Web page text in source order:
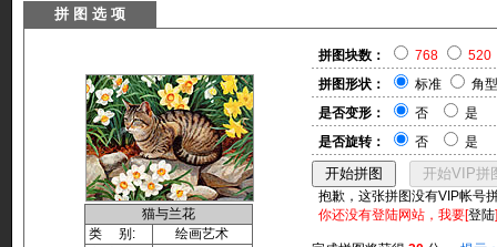
拼 图 选 项
猫与兰花
类 别:
绘画艺术
拼图块数： 768
520
拼图形状：
标准
角型
是否变形：
否
是
是否旋转：
否 是
抱歉，这张拼图没有VIP帐号
你还没有登陆网站，我要[登陆